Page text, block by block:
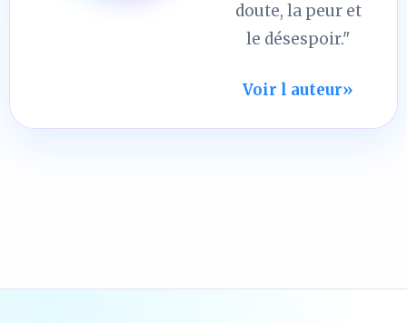
doute, la peur et
le désespoir."
Voir l auteur»